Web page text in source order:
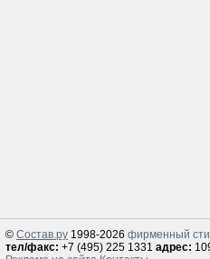
© Состав.ру 1998-2026 фирменный
тел/факс: +7 (495) 225 1331 адрес: